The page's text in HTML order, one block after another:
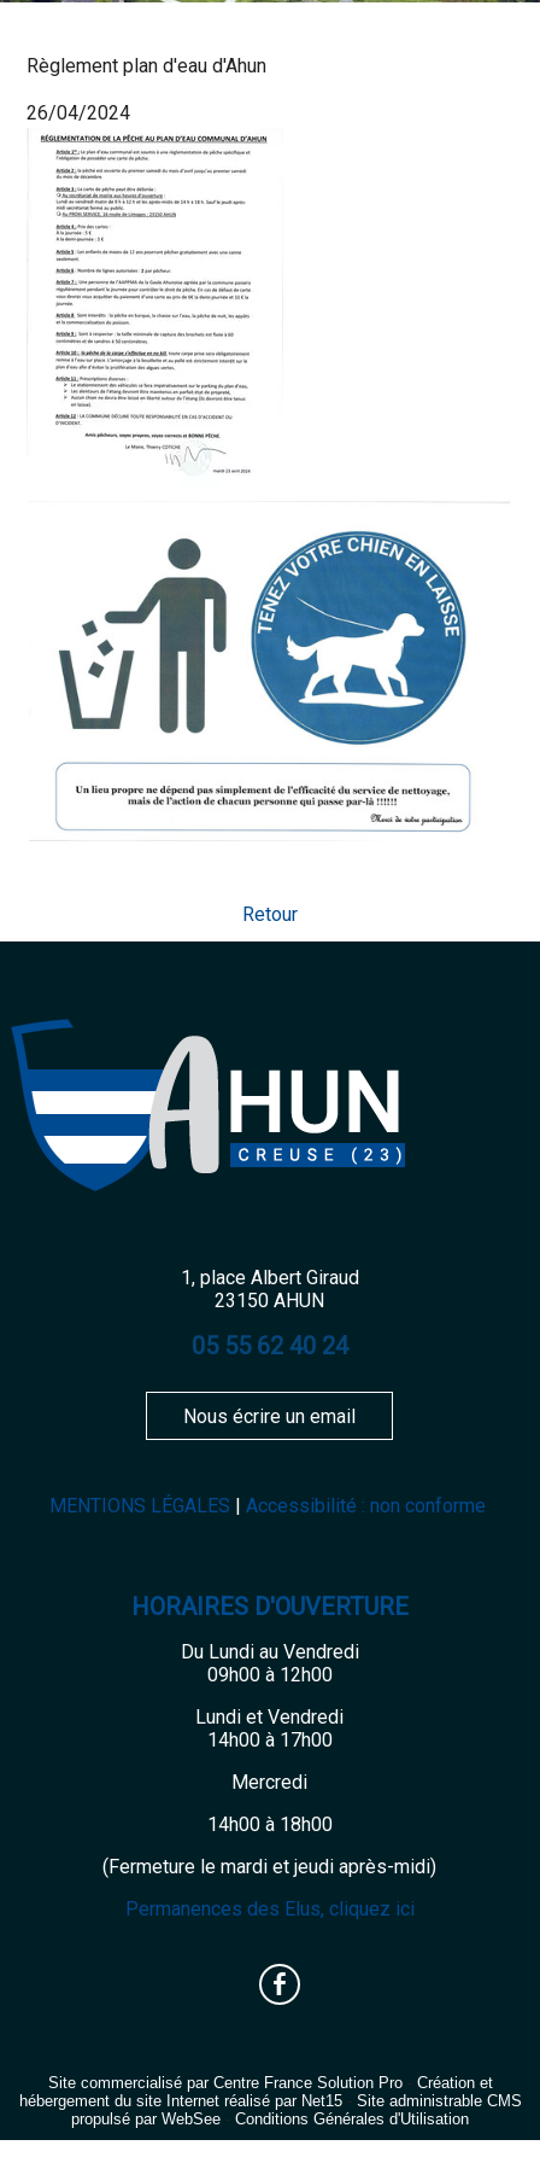
Règlement plan d'eau d'Ahun
26/04/2024
Retour
1, place Albert Giraud
23150 AHUN
05 55 62 40 24
Nous écrire un email
MENTIONS LÉGALES Accessibilité : non conforme
HORAIRES D'OUVERTURE
Du Lundi au Vendredi
09h00 à 12h00
Lundi et Vendredi
14h00 à 17h00
Mercredi
14h00 à 18h00
(Fermeture le mardi et jeudi après-midi)
Permanences des Elus, cliquez ici
Site commercialisé par Centre France Solution Pro- Création et
hébergement du site Internet réalisé par Net15- Site administrable CMS
propulsé par WebSee - Conditions Générales d'Utilisation